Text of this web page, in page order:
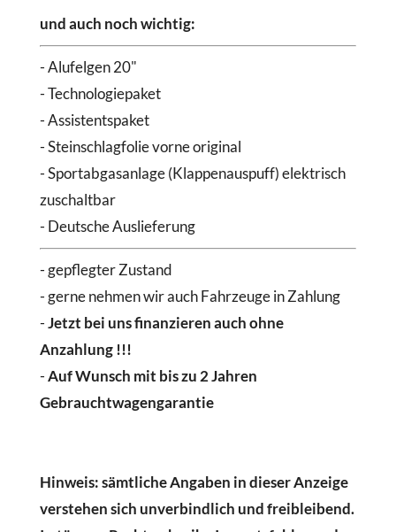
und auch noch wichtig:
- Alufelgen 20"
- Technologiepaket
- Assistentspaket
- Steinschlagfolie vorne original
- Sportabgasanlage (Klappenauspuff) elektrisch
zuschaltbar
- Deutsche Auslieferung
- gepflegter Zustand
- gerne nehmen wir auch Fahrzeuge in Zahlung
-Jetzt bei uns finanzieren auch ohne
Anzahlung !!!
-Auf Wunsch mit bis zu 2 Jahren
Gebrauchtwagengarantie
Hinweis: sämtliche Angaben in dieser Anzeige
verstehen sich unverbindlich und freibleibend.